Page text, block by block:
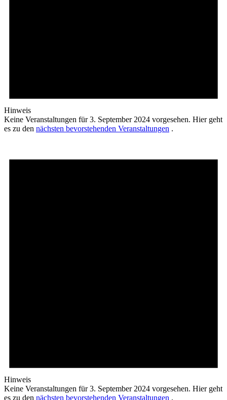
Hinweis
Keine Veranstaltungen für 3. September 2024 vorgesehen. Hier geht
es zu den nächsten bevorstehenden Veranstaltungen .
Hinweis
Keine Veranstaltungen für 3. September 2024 vorgesehen. Hier geht
es zu den nächsten bevorstehenden Veranstaltungen .